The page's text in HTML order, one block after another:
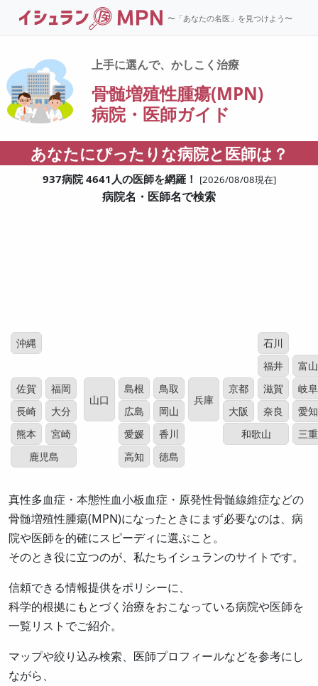
〜「あなたの名医」を見つけよう〜
上手に選んで、かしこく治療
骨髄増殖性腫瘍(MPN)
病院・医師ガイド
あなたにぴったりな病院と医師は？
937病院 4641人の医師を網羅！ [2026/08/08現在]
病院名・医師名で検索
富山
石川
福井
岐阜
愛知
三重
滋賀
京都
大阪
兵庫
奈良
和歌山
鳥取
島根
岡山
広島
山口
徳島
香川
愛媛
高知
福岡
佐賀
長崎
熊本
大分
宮崎
鹿児島
沖縄
真性多血症・本態性血小板血症・原発性骨髄線維症などの
骨髄増殖性腫瘍(MPN)になったときにまず必要なのは、病
院や医師を的確にスピーディに選ぶこと。
そのとき役に立つのが、私たちイシュランのサイトです。
信頼できる情報提供をポリシーに、
科学的根拠にもとづく治療をおこなっている病院や医師を
一覧リストでご紹介。
マップや絞り込み検索、医師プロフィールなどを参考にし
ながら、